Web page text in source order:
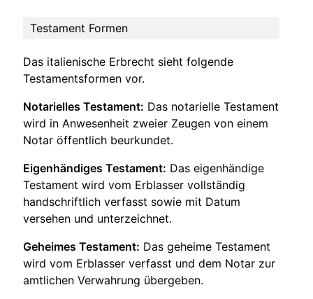
Testament Formen
Das italienische Erbrecht sieht folgende
Testamentsformen vor.
Notarielles Testament: Das notarielle Testament
wird in Anwesenheit zweier Zeugen von einem
Notar öffentlich beurkundet.
Eigenhändiges Testament: Das eigenhändige
Testament wird vom Erblasser vollständig
handschriftlich verfasst sowie mit Datum
versehen und unterzeichnet.
Geheimes Testament: Das geheime Testament
wird vom Erblasser verfasst und dem Notar zur
amtlichen Verwahrung übergeben.